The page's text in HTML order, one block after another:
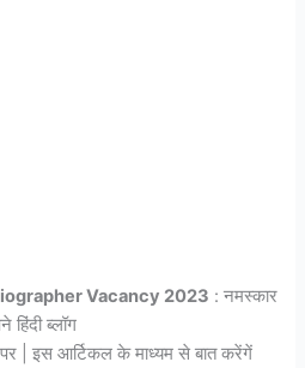
Vacancy 2023 : नमस्कार
ब्लॉग
पर | इस आर्टिकल के माध्यम से बात करेंगें